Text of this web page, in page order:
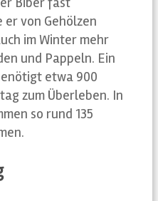
er von Gehölzen
im Winter mehr
und Pappeln. Ein
etwa 900
zum Überleben. In
so rund 135